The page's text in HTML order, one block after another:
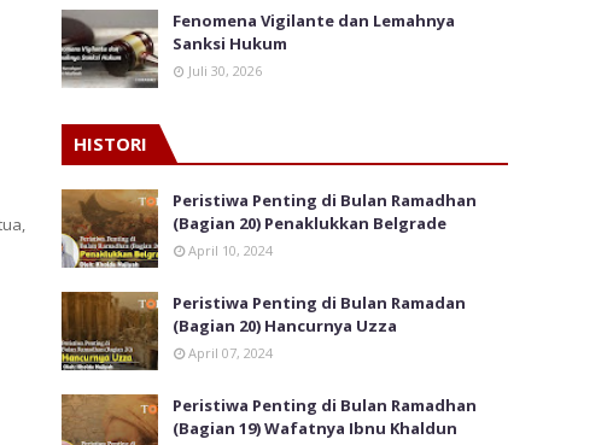
Fenomena Vigilante dan Lemahnya
Sanksi Hukum
Juli 30, 2026
HISTORI
Peristiwa Penting di Bulan Ramadhan
(Bagian 20) Penaklukkan Belgrade
April 10, 2024
Peristiwa Penting di Bulan Ramadan
(Bagian 20) Hancurnya Uzza
April 07, 2024
Peristiwa Penting di Bulan Ramadhan
(Bagian 19) Wafatnya Ibnu Khaldun